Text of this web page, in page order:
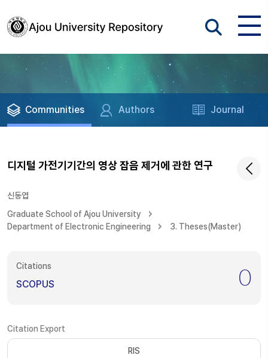
Communities Authors Journal
디지털 가전기기간의 영상 잡음 제거에 관한 연구
신동엽
Graduate School of Ajou University
Department of Electronic Engineering
3. Theses(Master)
Citations
SCOPUS 0
Citation Export
RIS